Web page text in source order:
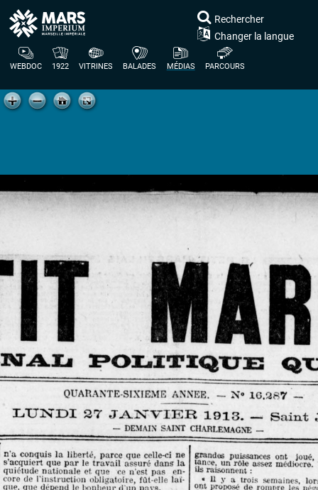
WEBDOC 1922 VITRINES BALADES MÉDIAS PARCOURS
Rechercher
Changer la langue